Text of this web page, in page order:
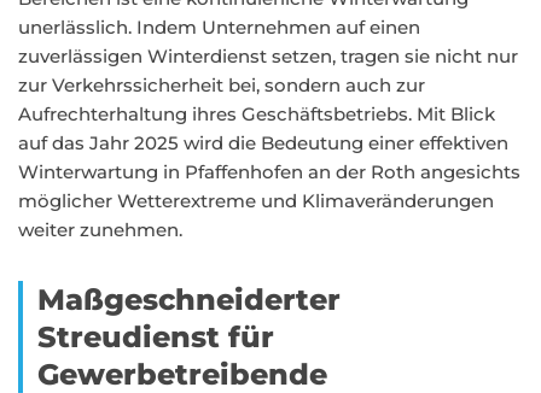
unerlässlich. Indem Unternehmen auf einen
zuverlässigen Winterdienst setzen, tragen sie nicht nur
zur Verkehrssicherheit bei, sondern auch zur
Aufrechterhaltung ihres Geschäftsbetriebs. Mit Blick
auf das Jahr 2025 wird die Bedeutung einer effektiven
Winterwartung in Pfaffenhofen an der Roth angesichts
möglicher Wetterextreme und Klimaveränderungen
weiter zunehmen.
Maßgeschneiderter
Streudienst für
Gewerbetreibende